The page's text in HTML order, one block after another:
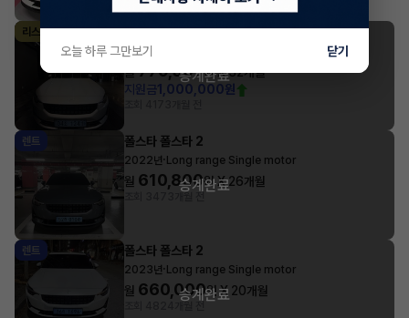
리스 폴스타 폴스타 2
2023년
월779,307원 X32개월
지원금1,000,000원
승계완료
렌트 폴스타 폴스타 2
2022년· Long range Single motor
월 610,800원 X26개월
승계완료
렌트 폴스타 폴스타 2
2023년· Long range Single motor
월 660,000원 X 20개월
승계완료
오늘 하루 그만보기 닫기